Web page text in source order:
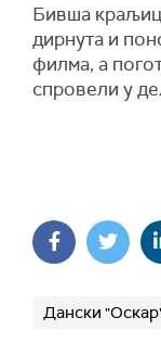
Бивша
дирнута и
филма, а
спровели у
Дански